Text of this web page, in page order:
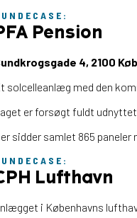
Pension
4, 2100
solcelleanlæg med den
er forsøgt fuldt
sidder samlet 865
Lufthavn
i Københavns